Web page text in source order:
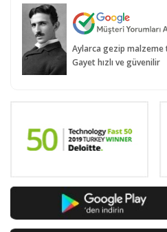
Aylarca gezip
Gayet hızlı ve güvenilir